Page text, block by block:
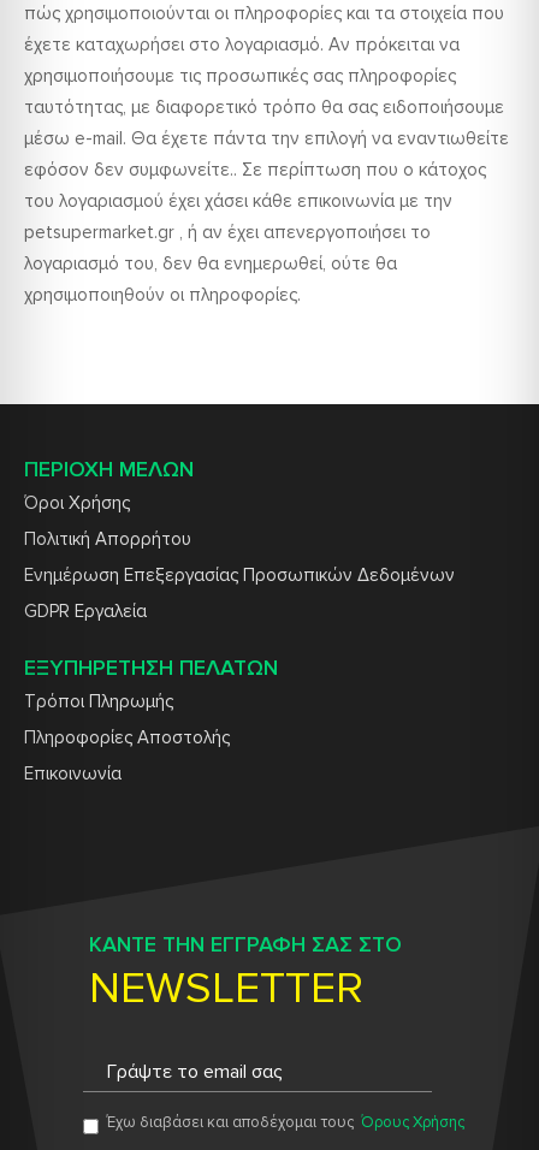
πώς χρησιμοποιούνται οι πληροφορίες και τα στοιχεία που
έχετε καταχωρήσει στο λογαριασμό. Αν πρόκειται να
χρησιμοποιήσουμε τις προσωπικές σας πληροφορίες
ταυτότητας, με διαφορετικό τρόπο θα σας ειδοποιήσουμε
μέσω e-mail. Θα έχετε πάντα την επιλογή να εναντιωθείτε
εφόσον δεν συμφωνείτε.. Σε περίπτωση που ο κάτοχος
του λογαριασμού έχει χάσει κάθε επικοινωνία με την
petsupermarket.gr , ή αν έχει απενεργοποιήσει το
λογαριασμό του, δεν θα ενημερωθεί, ούτε θα
χρησιμοποιηθούν οι πληροφορίες.
ΠΕΡΙΟΧΗ ΜΕΛΩΝ
Όροι Χρήσης
Πολιτική Απορρήτου
Ενημέρωση Επεξεργασίας Προσωπικών Δεδομένων
GDPR Εργαλεία
ΕΞΥΠΗΡΕΤΗΣΗ ΠΕΛΑΤΩΝ
Τρόποι Πληρωμής
Πληροφορίες Αποστολής
Επικοινωνία
ΚΑΝΤΕ ΤΗΝ ΕΓΓΡΑΦΗ ΣΑΣ ΣΤΟ
NEWSLETTER
Έχω διαβάσει και αποδέχομαι τους Όρους Χρήσης